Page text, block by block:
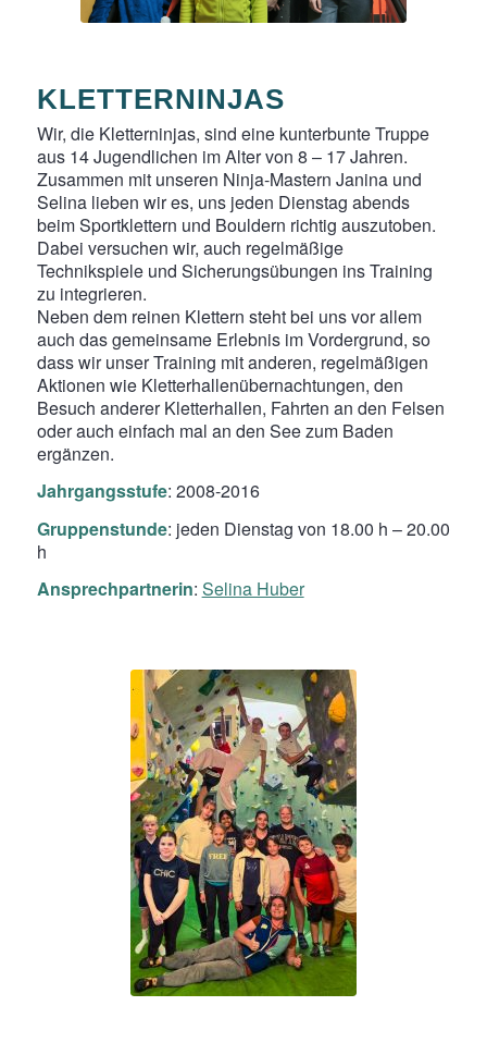
KLETTERNINJAS
Wir, die Kletterninjas, sind eine kunterbunte Truppe
aus 14 Jugendlichen im Alter von 8 – 17 Jahren.
Zusammen mit unseren Ninja-Mastern Janina und
Selina lieben wir es, uns jeden Dienstag abends
beim Sportklettern und Bouldern richtig auszutoben.
Dabei versuchen wir, auch regelmäßige
Technikspiele und Sicherungsübungen ins Training
zu integrieren.
Neben dem reinen Klettern steht bei uns vor allem
auch das gemeinsame Erlebnis im Vordergrund, so
dass wir unser Training mit anderen, regelmäßigen
Aktionen wie Kletterhallenübernachtungen, den
Besuch anderer Kletterhallen, Fahrten an den Felsen
oder auch einfach mal an den See zum Baden
ergänzen.
Jahrgangsstufe: 2008-2016
Gruppenstunde: jeden Dienstag von 18.00 h – 20.00
h
Ansprechpartnerin: Selina Huber